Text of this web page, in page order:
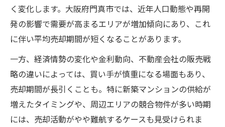
く変化します。大阪府門真市では、近年人口動態や再開
発の影響で需要が高まるエリアが増加傾向にあり、これ
に伴い平均売却期間が短くなることがあります。
一方、経済情勢の変化や金利動向、不動産会社の販売戦
略の違いによっては、買い手が慎重になる場面もあり、
売却期間が長引くことも。特に新築マンションの供給が
増えたタイミングや、周辺エリアの競合物件が多い時期
には、売却活動がやや難航するケースも見受けられま